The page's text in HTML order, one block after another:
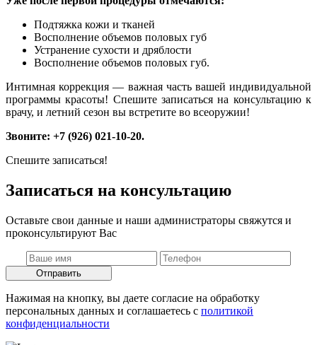
Подтяжка кожи и тканей
Восполнение объемов половых губ
Устранение сухости и дряблости
Восполнение объемов половых губ.
Интимная коррекция — важная часть вашей индивидуальной
программы красоты! Спешите записаться на консультацию к
врачу, и летний сезон вы встретите во всеоружии!
Звоните: +7 (926) 021-10-20.
Спешите записаться!
Записаться на консультацию
Оставьте свои данные и наши администраторы свяжутся и
проконсультируют Вас
Отправить
Нажимая на кнопку, вы даете согласие на обработку
персональных данных и соглашаетесь c политикой
конфиденциальности